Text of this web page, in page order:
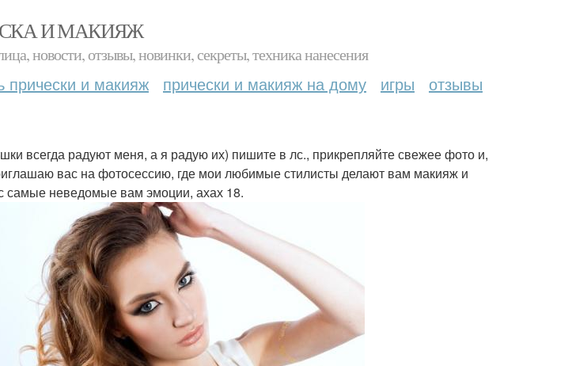
И МАКИЯЖ
новости, отзывы, новинки, секреты, техника нанесения
прически и макияж прически и макияж на дому игры отзывы
всегда радуют меня, а я радую их) пишите в лс., прикрепляйте свежее фото и,
вас на фотосессию, где мои любимые стилисты делают вам макияж и
самые неведомые вам эмоции, ахах 18.